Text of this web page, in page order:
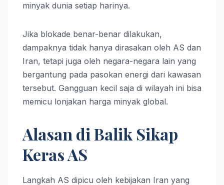
minyak dunia setiap harinya.
Jika blokade benar-benar dilakukan,
dampaknya tidak hanya dirasakan oleh AS dan
Iran, tetapi juga oleh negara-negara lain yang
bergantung pada pasokan energi dari kawasan
tersebut. Gangguan kecil saja di wilayah ini bisa
memicu lonjakan harga minyak global.
Alasan di Balik Sikap
Keras AS
Langkah AS dipicu oleh kebijakan Iran yang